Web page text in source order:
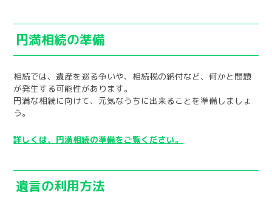
円満相続の準備
相続では、遺産を巡る争いや、相続税の納付など、何かと問題
が発生する可能性があります。
円満な相続に向けて、元気なうちに出来ることを準備しましょ
う。
詳しくは、円満相続の準備をご覧ください。
遺言の利用方法